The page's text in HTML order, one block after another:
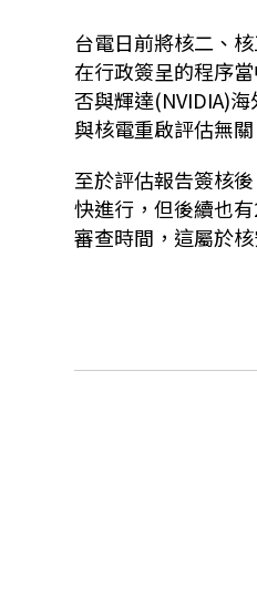
台電日前將核二、
在行政簽呈的程序
否與輝達(NVIDIA)
與核電重啟評估無關
至於評估報告簽核
快進行，但後續也
審查時間，這屬於